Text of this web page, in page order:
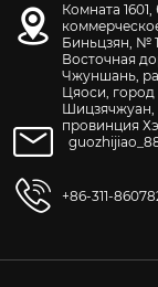
Комната 1601,
Биньцзян, №
Восточная
Чжуншань,
Цяоси, город
Шицзячжуан,
провинция
+86-311-